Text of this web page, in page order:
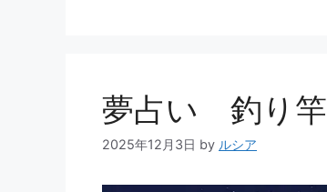
夢占い 釣り竿
2025年12月3日 by ルシア